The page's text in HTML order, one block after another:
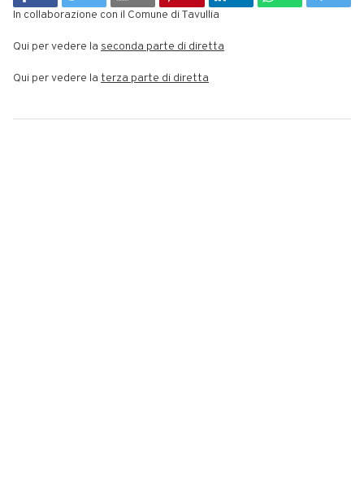
In collaborazione con il Comune di Tavullia
Qui per vedere la seconda parte di diretta
Qui per vedere la terza parte di diretta